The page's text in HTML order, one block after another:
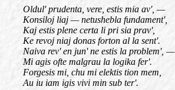
Oldul' prudenta, vere, estis mia av', —
Konsiloj liaj — netushebla fundament',
Kaj estis plene certa li pri sia prav',
Ke revoj niaj donas forton al la sent'.
Naiva rev' en jun' ne estis la problem', —
Mi agis ofte malgrau la logika fer'.
Forgesis mi, chu mi elektis tion mem,
Au iu iam igis vivi min sub ter'.